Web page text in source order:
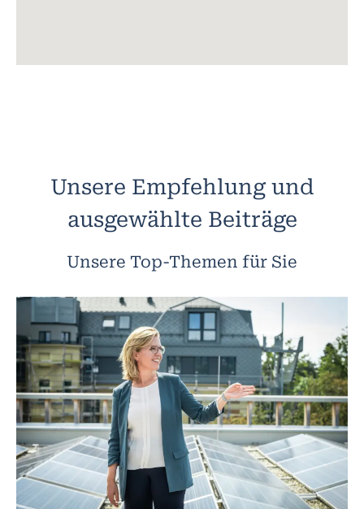
Unsere Empfehlung und
ausgewählte Beiträge
Unsere Top-Themen für Sie